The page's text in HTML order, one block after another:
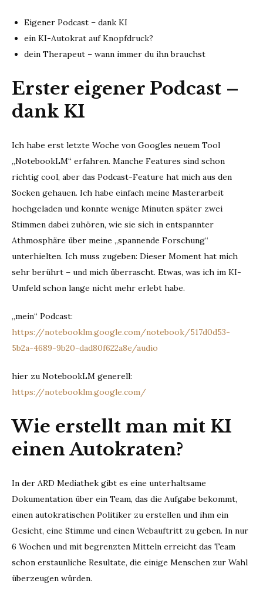
Eigener Podcast – dank KI
ein KI-Autokrat auf Knopfdruck?
dein Therapeut – wann immer du ihn brauchst
Erster eigener Podcast –
dank KI
Ich habe erst letzte Woche von Googles neuem Tool
„NotebookLM“ erfahren. Manche Features sind schon
richtig cool, aber das Podcast-Feature hat mich aus den
Socken gehauen. Ich habe einfach meine Masterarbeit
hochgeladen und konnte wenige Minuten später zwei
Stimmen dabei zuhören, wie sie sich in entspannter
Athmosphäre über meine „spannende Forschung“
unterhielten. Ich muss zugeben: Dieser Moment hat mich
sehr berührt – und mich überrascht. Etwas, was ich im KI-
Umfeld schon lange nicht mehr erlebt habe.
„mein“ Podcast:
https://notebooklm.google.com/notebook/517d0d53-
5b2a-4689-9b20-dad80f622a8e/audio
hier zu NotebookLM generell:
https://notebooklm.google.com/
Wie erstellt man mit KI
einen Autokraten?
In der ARD Mediathek gibt es eine unterhaltsame
Dokumentation über ein Team, das die Aufgabe bekommt,
einen autokratischen Politiker zu erstellen und ihm ein
Gesicht, eine Stimme und einen Webauftritt zu geben. In nur
6 Wochen und mit begrenzten Mitteln erreicht das Team
schon erstaunliche Resultate, die einige Menschen zur Wahl
überzeugen würden.